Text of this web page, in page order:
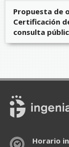
Propuesta de
Certificación
consulta
Horario